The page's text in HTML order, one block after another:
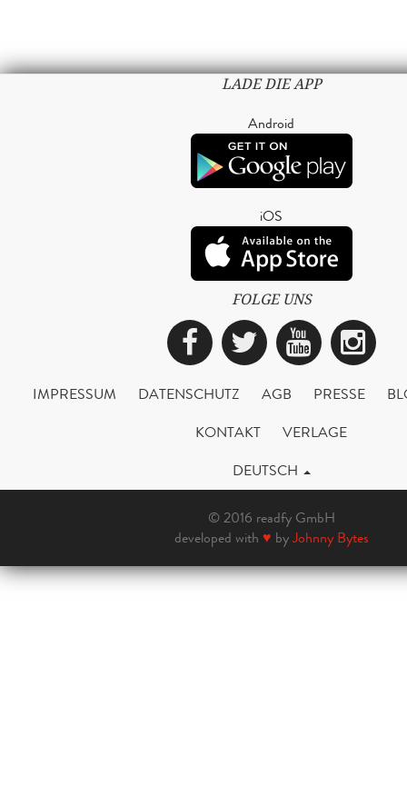
LADE DIE APP
Android
iOS
FOLGE UNS
Facebook
Twitter
IMPRESSUM DATENSCHUTZ AGB PRESSE
KONTAKT
VERLAGE
DEUTSCH
© 2016 readfy GmbH
developed with ♥ byJohnny Bytes